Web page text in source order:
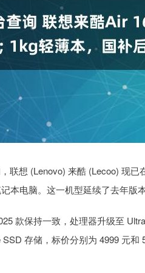
联想 (Lenovo) 来酷 (Lecoo) 现
本电脑。这一机型延续了去年版
款保持一致，处理器升级至
存储，标价分别为 4999 元和